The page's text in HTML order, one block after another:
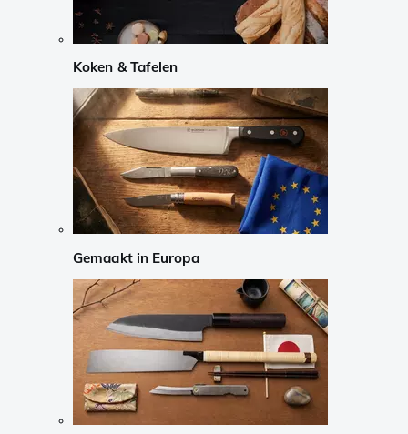
Koken & Tafelen
Gemaakt in Europa